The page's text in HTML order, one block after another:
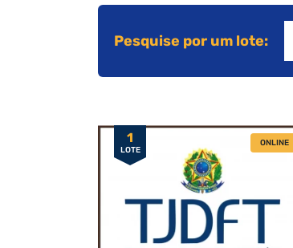
Pesquise por um lote:
1
LOTE
ONLINE